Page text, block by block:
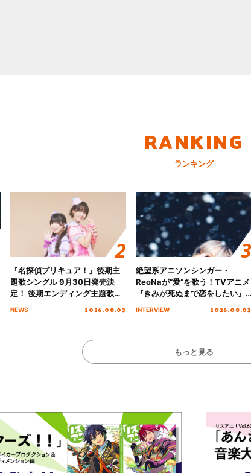
RANKING
ランキング
『名探偵プリキュア！』後期主
題歌シングル 9月30日発売決
定！ 後期エンディング主題歌
NEWS 2026.08.03
絶望系アニソンシンガー・
ReoNaが“愛”を歌う！TVアニメ
『きみが死ぬまで恋をしたい』
INTERVIEW 2026.08.03
もっと見る